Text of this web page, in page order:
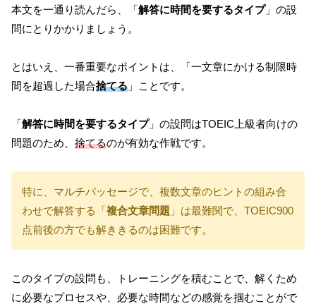
本文を一通り読んだら、「解答に時間を要するタイプ」の設
問にとりかかりましょう。
とはいえ、一番重要なポイントは、「一文章にかける制限時
間を超過した場合捨てる 」ことです。
「解答に時間を要するタイプ」の設問はTOEIC上級者向けの
問題のため、 捨てるのが有効な作戦です。
特に、マルチパッセージで、複数文章のヒントの組み合
わせで解答する「複合文章問題 」は最難関で、TOEIC900
点前後の方でも解ききるのは困難です。
このタイプの設問も、トレーニングを積むことで、解くため
に必要なプロセスや、必要な時間などの感覚を掴むことがで